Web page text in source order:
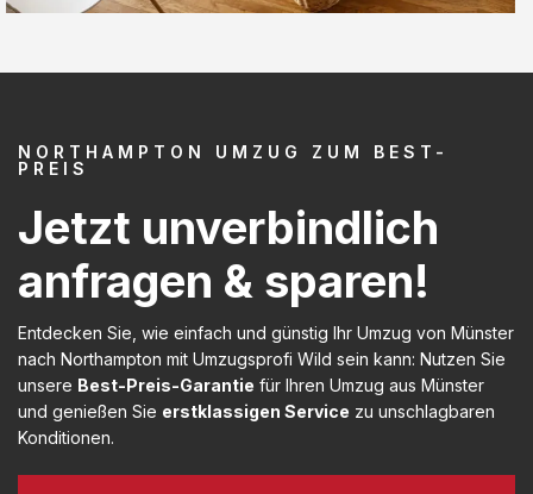
NORTHAMPTON UMZUG ZUM BEST-
PREIS
Jetzt unverbindlich
anfragen & sparen!
Entdecken Sie, wie einfach und günstig Ihr Umzug von Münster
nach Northampton mit Umzugsprofi Wild sein kann: Nutzen Sie
unsere Best-Preis-Garantie für Ihren Umzug aus Münster
und genießen Sie erstklassigen Service zu unschlagbaren
Konditionen.